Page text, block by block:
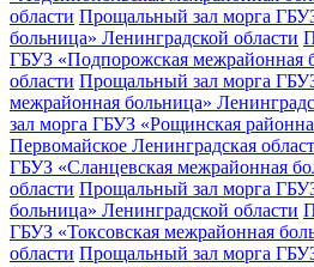
области Прощальный зал морга
больница» Ленинградской области
ГБУЗ «Подпорожская межрайонная
области Прощальный зал морга
межрайонная больница»
зал морга ГБУЗ «Рощинская
Первомайское Ленинградская
ГБУЗ «Сланцевская межрайонная
области Прощальный зал морга
больница» Ленинградской области
ГБУЗ «Токсовская межрайонная
области Прощальный зал морга